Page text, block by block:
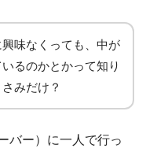
味なくっても、中が
るのかとかって知り
みだけ？
バー）に一人で行っ